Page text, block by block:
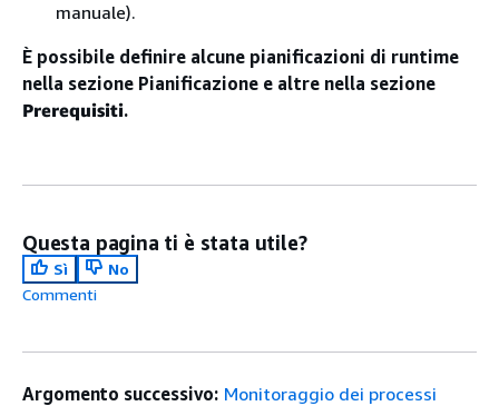
manuale).
È possibile definire alcune pianificazioni di runtime
nella sezione Pianificazione e altre nella sezione
Prerequisiti.
Questa pagina ti è stata utile?
Sì
No
Commenti
Argomento successivo: Monitoraggio dei processi